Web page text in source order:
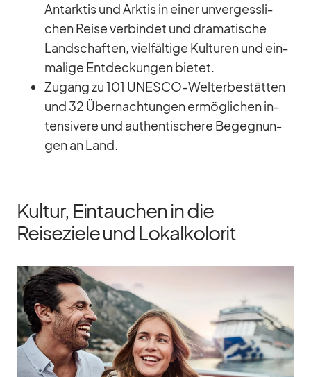
Ant­ark­tis und Ark­tis in ei­ner un­ver­gess­li­
chen Reise ver­bin­det und dra­ma­ti­sche
Land­schaf­ten, viel­fäl­tige Kul­tu­ren und ein­
ma­lige Ent­de­ckun­gen bie­tet.
Zu­gang zu 101 UNESCO-Welt­erbe­stät­ten
und 32 Über­nach­tun­gen er­mög­li­chen in­
ten­si­vere und au­then­ti­schere Be­geg­nun­
gen an Land.
Kultur, Eintauchen in die
Reiseziele und Lokalkolorit